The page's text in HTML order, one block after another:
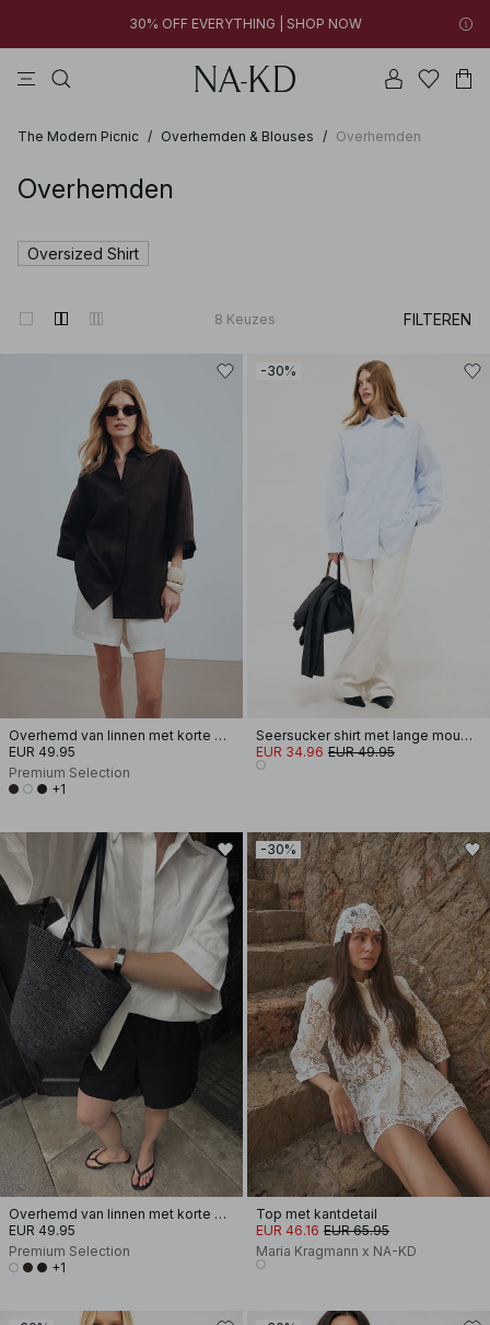
30% OFF EVERYTHING | SHOP NOW
04h 02m 43s
FINAL SALE | SHOP NOW
30% OFF EVERYTHING | SHOP NOW
The Modern Picnic / Overhemden & Blouses / Overhemden
Overhemden
Oversized Shirt
8 Keuzes FILTEREN
Overhemd van linnen met korte mouwen
EUR 49.95
Premium Selection
+1
-30%
Seersucker shirt met lange mouwen
EUR 34.96 EUR 49.95
Overhemd van linnen met korte mouwen
EUR 49.95
Premium Selection
+1
-30%
Top met kantdetail
EUR 46.16 EUR 65.95
Maria Kragmann x NA-KD